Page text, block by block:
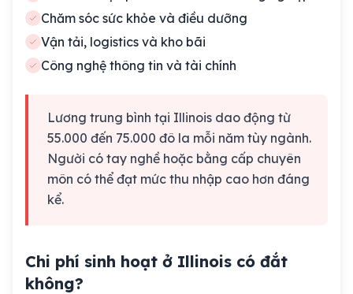
Chăm sóc sức khỏe và điều dưỡng
Vận tải, logistics và kho bãi
Công nghệ thông tin và tài chính
Lương trung bình tại Illinois dao động từ
55.000 đến 75.000 đô la mỗi năm tùy ngành.
Người có tay nghề hoặc bằng cấp chuyên
môn có thể đạt mức thu nhập cao hơn đáng
kể.
Chi phí sinh hoạt ở Illinois có đắt
không?